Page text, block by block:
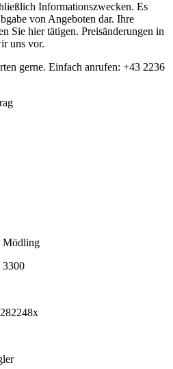
Informationszwecken. Es
von Angeboten dar. Ihre
Sie hier tätigen. Preisänderungen in
uns vor.
gerne. Einfach anrufen: +43 2236
Mödling